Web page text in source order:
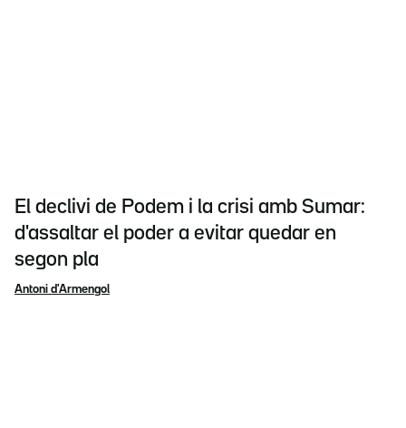
El declivi de Podem i la crisi amb Sumar:
d'assaltar el poder a evitar quedar en
segon pla
Antoni d'Armengol